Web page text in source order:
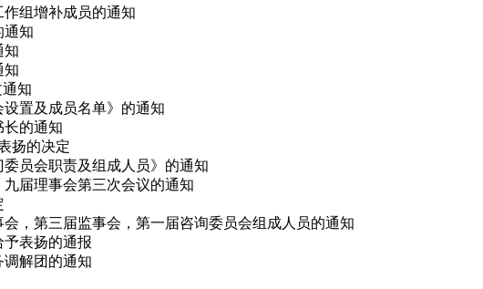
组增补成员的通知
通知
知
知
知
置及成员名单》的通知
长的通知
扬的决定
员会职责及组成人员》的通知
届理事会第三次会议的通知
，第三届监事会，第一届咨询委员会组成人员的通知
予表扬的通报
调解团的通知